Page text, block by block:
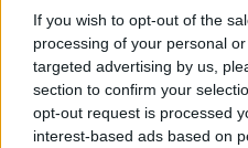
If you wish to opt-out of the
processing of your personal
targeted advertising by us,
section to confirm your
opt-out request is processed
interest-based ads based on
Χωρίς ενεργό μέτωπο η
Κάιλι Τζένερ και Τιμοτέ
αρραβωνιαστούν: Τους
είναι, λέει πηγή
πριν 19 λεπτά